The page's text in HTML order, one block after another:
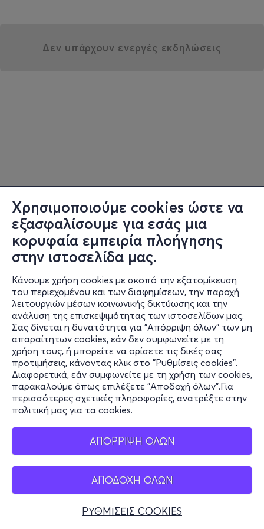
Χρησιμοποιούμε cookies ώστε να
εξασφαλίσουμε για εσάς μια
κορυφαία εμπειρία πλοήγησης
στην ιστοσελίδα μας.
Κάνουμε χρήση cookies με σκοπό την εξατομίκευση
του περιεχομένου και των διαφημίσεων, την παροχή
λειτουργιών μέσων κοινωνικής δικτύωσης και την
ανάλυση της επισκεψιμότητας των ιστοσελίδων μας.
Σας δίνεται η δυνατότητα για "Απόρριψη όλων" των μη
απαραίτητων cookies, εάν δεν συμφωνείτε με τη
χρήση τους, ή μπορείτε να ορίσετε τις δικές σας
προτιμήσεις, κάνοντας κλικ στο "Ρυθμίσεις cookies".
Διαφορετικά, εάν συμφωνείτε με τη χρήση των cookies,
παρακαλούμε όπως επιλέξετε "Αποδοχή όλων".Για
περισσότερες σχετικές πληροφορίες, ανατρέξτε στην
πολιτική μας για τα cookies.
ΑΠΟΡΡΙΨΗ ΟΛΩΝ
ΑΠΟΔΟΧΗ ΟΛΩΝ
ΡΥΘΜΙΣΕΙΣ COOKIES
Δεν υπάρχουν ενεργές εκδηλώσεις